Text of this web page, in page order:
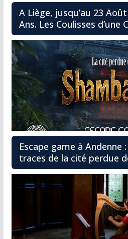
A Liège, jusqu’au 23
Ans. Les Coulisses d’une
Escape game à Andenne
traces de la cité perdue